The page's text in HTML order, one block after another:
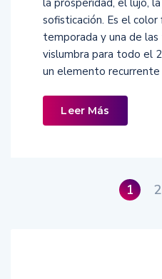
sofisticación. Es el
temporada y una de
vislumbra para todo el
un elemento
Leer Más
1 2